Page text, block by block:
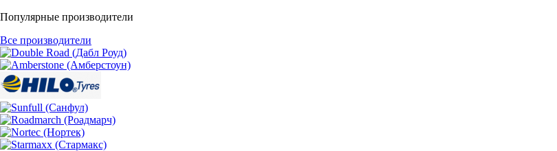
Популярные производители
Все производители